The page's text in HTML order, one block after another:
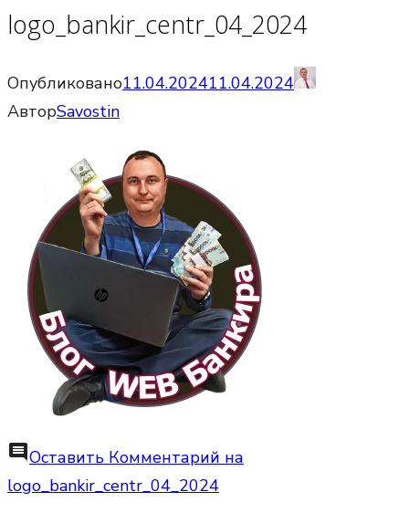
logo_bankir_centr_04_2024
Опубликовано11.04.202411.04.2024
АвторSavostin
commentОставить Комментарий на
logo_bankir_centr_04_2024